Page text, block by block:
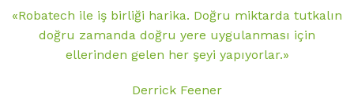
«Robatech ile iş birliği harika. Doğru miktarda tutkalın
doğru zamanda doğru yere uygulanması için
ellerinden gelen her şeyi yapıyorlar.»
Derrick Feener